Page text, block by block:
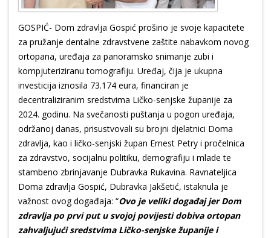
GOSPIĆ- Dom zdravlja Gospić proširio je svoje kapacitete
za pružanje dentalne zdravstvene zaštite nabavkom novog
ortopana, uređaja za panoramsko snimanje zubi i
kompjuteriziranu tomografiju. Uređaj, čija je ukupna
investicija iznosila 73.174 eura, financiran je
decentraliziranim sredstvima Ličko-senjske županije za
2024. godinu. Na svečanosti puštanja u pogon uređaja,
održanoj danas, prisustvovali su brojni djelatnici Doma
zdravlja, kao i ličko-senjski župan Ernest Petry i pročelnica
za zdravstvo, socijalnu politiku, demografiju i mlade te
stambeno zbrinjavanje Dubravka Rukavina. Ravnateljica
Doma zdravlja Gospić, Dubravka Jakšetić, istaknula je
važnost ovog događaja: “Ovo je veliki događaj jer Dom
zdravlja po prvi put u svojoj povijesti dobiva ortopan
zahvaljujući sredstvima Ličko-senjske županije i